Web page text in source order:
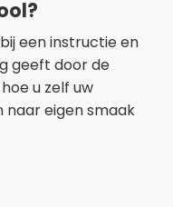
een instructie en
geeft door de
u zelf uw
naar eigen smaak